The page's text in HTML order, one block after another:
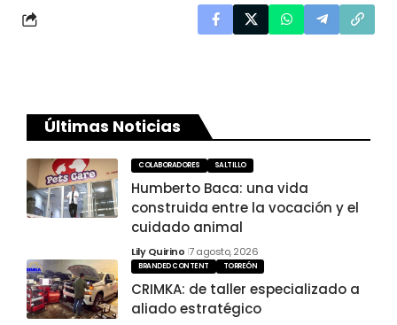
Últimas Noticias
COLABORADORES SALTILLO
Humberto Baca: una vida
construida entre la vocación y el
cuidado animal
Lily Quirino 7 agosto, 2026
BRANDED CONTENT TORREÓN
CRIMKA: de taller especializado a
aliado estratégico